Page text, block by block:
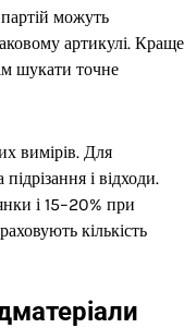
можуть
артикулі. Краще
шукати точне
вимірів. Для
і відходи.
і 15–20% при
кількість